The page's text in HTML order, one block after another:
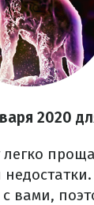
2020
с вами,